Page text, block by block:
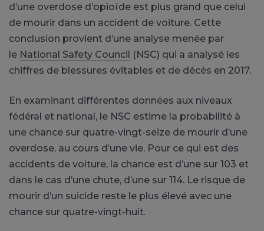
d’une overdose d’opioïde est plus grand que celui
de mourir dans un accident de voiture. Cette
conclusion provient d’une analyse menée par
le National Safety Council (NSC) qui a analysé les
chiffres de blessures évitables et de décès en 2017.
En examinant différentes données aux niveaux
fédéral et national, le NSC estime la probabilité à
une chance sur quatre-vingt-seize de mourir d’une
overdose, au cours d’une vie. Pour ce qui est des
accidents de voiture, la chance est d’une sur 103 et
dans le cas d’une chute, d’une sur 114. Le risque de
mourir d’un suicide reste le plus élevé avec une
chance sur quatre-vingt-huit.